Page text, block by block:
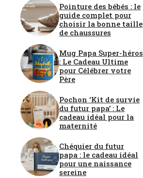
Pointure des bébés : le
guide complet pour
choisir la bonne taille
de chaussures
Mug Papa Super-héros
: Le Cadeau Ultime
pour Célébrer votre
Père
Pochon ‘Kit de survie
du futur papa’ : Le
cadeau idéal pour la
maternité
Chéquier du futur
papa : le cadeau idéal
pour une naissance
sereine